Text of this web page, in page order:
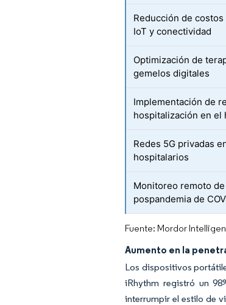
Reducción de
IoT y conectividad
Optimización de
gemelos digitales
Implementación de
hospitalización en el
Redes 5G privadas
hospitalarios
Monitoreo remoto
pospandemia de
Fuente: Mordor
Aumento en la
Los dispositivos
iRhythm registró un
interrumpir el estilo de